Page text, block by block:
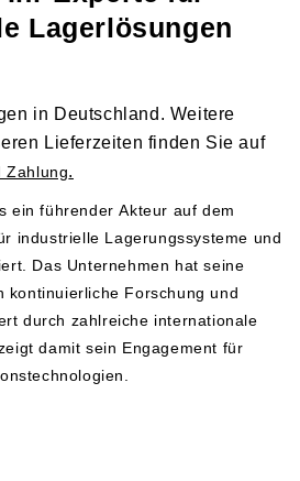
Dokumenten und sollten
Nutzung der Produkte gründlich
303030
Lagerlösungen
in Deutschland. Weitere
Lieferzeiten finden Sie auf
Zahlung.
ein führender Akteur auf dem
industrielle Lagerungssysteme und
Das Unternehmen hat seine
kontinuierliche Forschung und
durch zahlreiche internationale
damit sein Engagement für